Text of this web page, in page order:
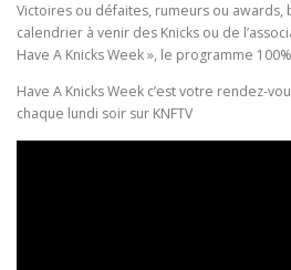
Victoires ou défaites, rumeurs ou awards,
calendrier à venir des Knicks ou de
Have A Knicks Week », le programme
Have A Knicks Week c’est votre rendez-
chaque lundi soir sur KNFTV